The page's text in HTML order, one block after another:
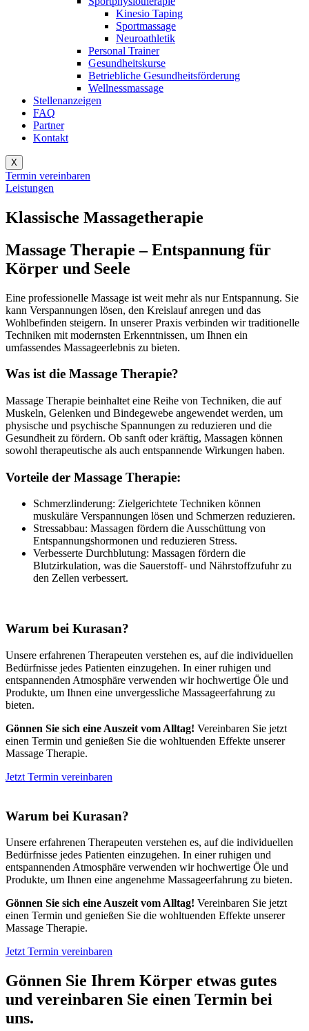
Kinesio Taping
Sportmassage
Neuroathletik
Personal Trainer
Gesundheitskurse
Betriebliche Gesundheitsförderung
Wellnessmassage
Stellenanzeigen
FAQ
Partner
Kontakt
X
Termin vereinbaren
Leistungen
Klassische Massagetherapie
Massage Therapie – Entspannung für
Körper und Seele
Eine professionelle Massage ist weit mehr als nur Entspannung. Sie
kann Verspannungen lösen, den Kreislauf anregen und das
Wohlbefinden steigern. In unserer Praxis verbinden wir traditionelle
Techniken mit modernsten Erkenntnissen, um Ihnen ein
umfassendes Massageerlebnis zu bieten.
Was ist die Massage Therapie?
Massage Therapie beinhaltet eine Reihe von Techniken, die auf
Muskeln, Gelenken und Bindegewebe angewendet werden, um
physische und psychische Spannungen zu reduzieren und die
Gesundheit zu fördern. Ob sanft oder kräftig, Massagen können
sowohl therapeutische als auch entspannende Wirkungen haben.
Vorteile der Massage Therapie:
Schmerzlinderung: Zielgerichtete Techniken können
muskuläre Verspannungen lösen und Schmerzen reduzieren.
Stressabbau: Massagen fördern die Ausschüttung von
Entspannungshormonen und reduzieren Stress.
Verbesserte Durchblutung: Massagen fördern die
Blutzirkulation, was die Sauerstoff- und Nährstoffzufuhr zu
den Zellen verbessert.
Warum bei Kurasan?
Unsere erfahrenen Therapeuten verstehen es, auf die individuellen
Bedürfnisse jedes Patienten einzugehen. In einer ruhigen und
entspannenden Atmosphäre verwenden wir hochwertige Öle und
Produkte, um Ihnen eine unvergessliche Massageerfahrung zu
bieten.
Gönnen Sie sich eine Auszeit vom Alltag! Vereinbaren Sie jetzt
einen Termin und genießen Sie die wohltuenden Effekte unserer
Massage Therapie.
Jetzt Termin vereinbaren
Warum bei Kurasan?
Unsere erfahrenen Therapeuten verstehen es, auf die individuellen
Bedürfnisse jedes Patienten einzugehen. In einer ruhigen und
entspannenden Atmosphäre verwenden wir hochwertige Öle und
Produkte, um Ihnen eine angenehme Massageerfahrung zu bieten.
Gönnen Sie sich eine Auszeit vom Alltag! Vereinbaren Sie jetzt
einen Termin und genießen Sie die wohltuenden Effekte unserer
Massage Therapie.
Jetzt Termin vereinbaren
Gönnen Sie Ihrem Körper etwas gutes
und vereinbaren Sie einen Termin bei
uns.